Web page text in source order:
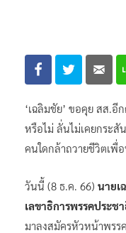
‘เฉลิมชัย​’ ขอคุย​ สส.​
หรือไม่​ ลั่นไม่เคยกระ
คนใดกล้าถวายชีวิตเพื่
วันนี้ (8 ธ.ค. 66) นายเ
เลขาธิการพรรคประช
มาลงสมัครหัวหน้าพรร